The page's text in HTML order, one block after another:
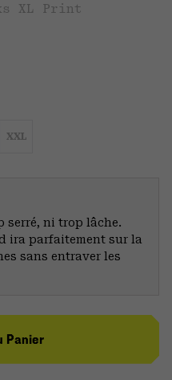
XL Print
XXL
serré, ni trop lâche.
ira parfaitement sur la
sans entraver les
Panier